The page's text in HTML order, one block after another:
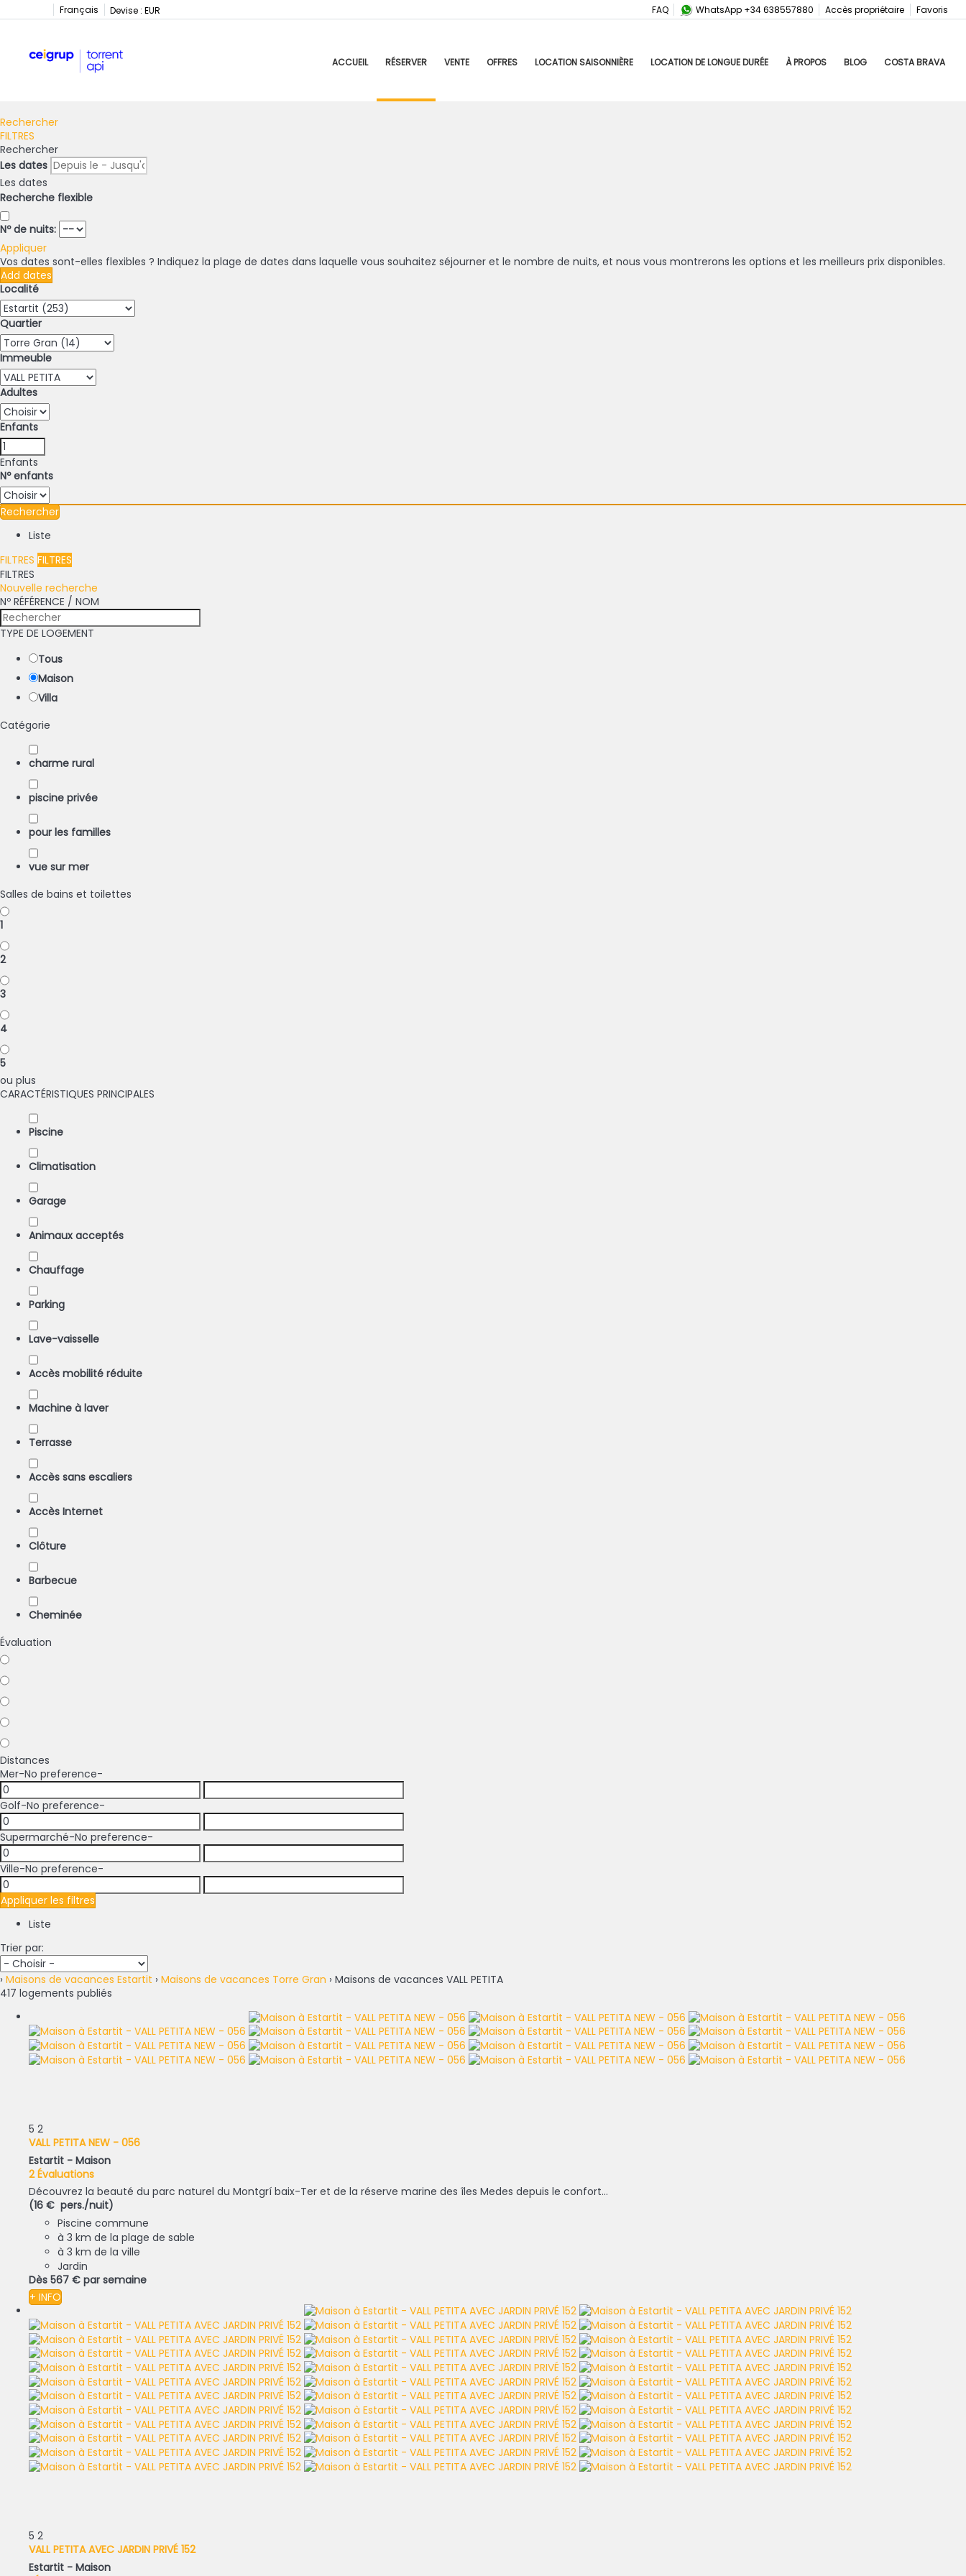
Français Devise : EUR Favoris
Accès propriétaire
WhatsApp +34 638557880
FAQ
ACCUEIL RÉSERVER VENTE OFFRES LOCATION SAISONNIÈRE LOCATION DE LONGUE DURÉE À PROPOS BLOG COSTA BRAVA
Rechercher
FILTRES
Rechercher
Les dates
Les dates
Recherche flexible
Nº de nuits:
Appliquer
Vos dates sont-elles flexibles ? Indiquez la plage de dates dans laquelle vous souhaitez séjourner et le nombre de nuits, et nous vous montrerons les options et les meilleurs prix disponibles.
Add dates
Localité
Quartier
Immeuble
Adultes
Enfants
Enfants
Nº enfants
Rechercher
Liste
FILTRES FILTRES
FILTRES
Nouvelle recherche
Nº RÉFÉRENCE / NOM
TYPE DE LOGEMENT
Tous
Maison
Villa
Catégorie
charme rural
piscine privée
pour les familles
vue sur mer
Salles de bains et toilettes
1
2
3
4
5
ou plus
CARACTÉRISTIQUES PRINCIPALES
Piscine
Climatisation
Garage
Animaux acceptés
Chauffage
Parking
Lave-vaisselle
Accès mobilité réduite
Machine à laver
Terrasse
Accès sans escaliers
Accès Internet
Clôture
Barbecue
Cheminée
Évaluation
Distances
Mer-No preference-
Golf-No preference-
Supermarché-No preference-
Ville-No preference-
Appliquer les filtres
Liste
Trier par:
› Maisons de vacances Estartit › Maisons de vacances Torre Gran › Maisons de vacances VALL PETITA
417 logements publiés
5 2
VALL PETITA NEW - 056
Estartit - Maison
2 Évaluations
Découvrez la beauté du parc naturel du Montgrí baix-Ter et de la réserve marine des îles Medes depuis le confort...
(16 € pers./nuit)
Piscine commune
à 3 km de la plage de sable
à 3 km de la ville
Jardin
Dès 567 € par semaine
+ INFO
5 2
VALL PETITA AVEC JARDIN PRIVÉ 152
Estartit - Maison